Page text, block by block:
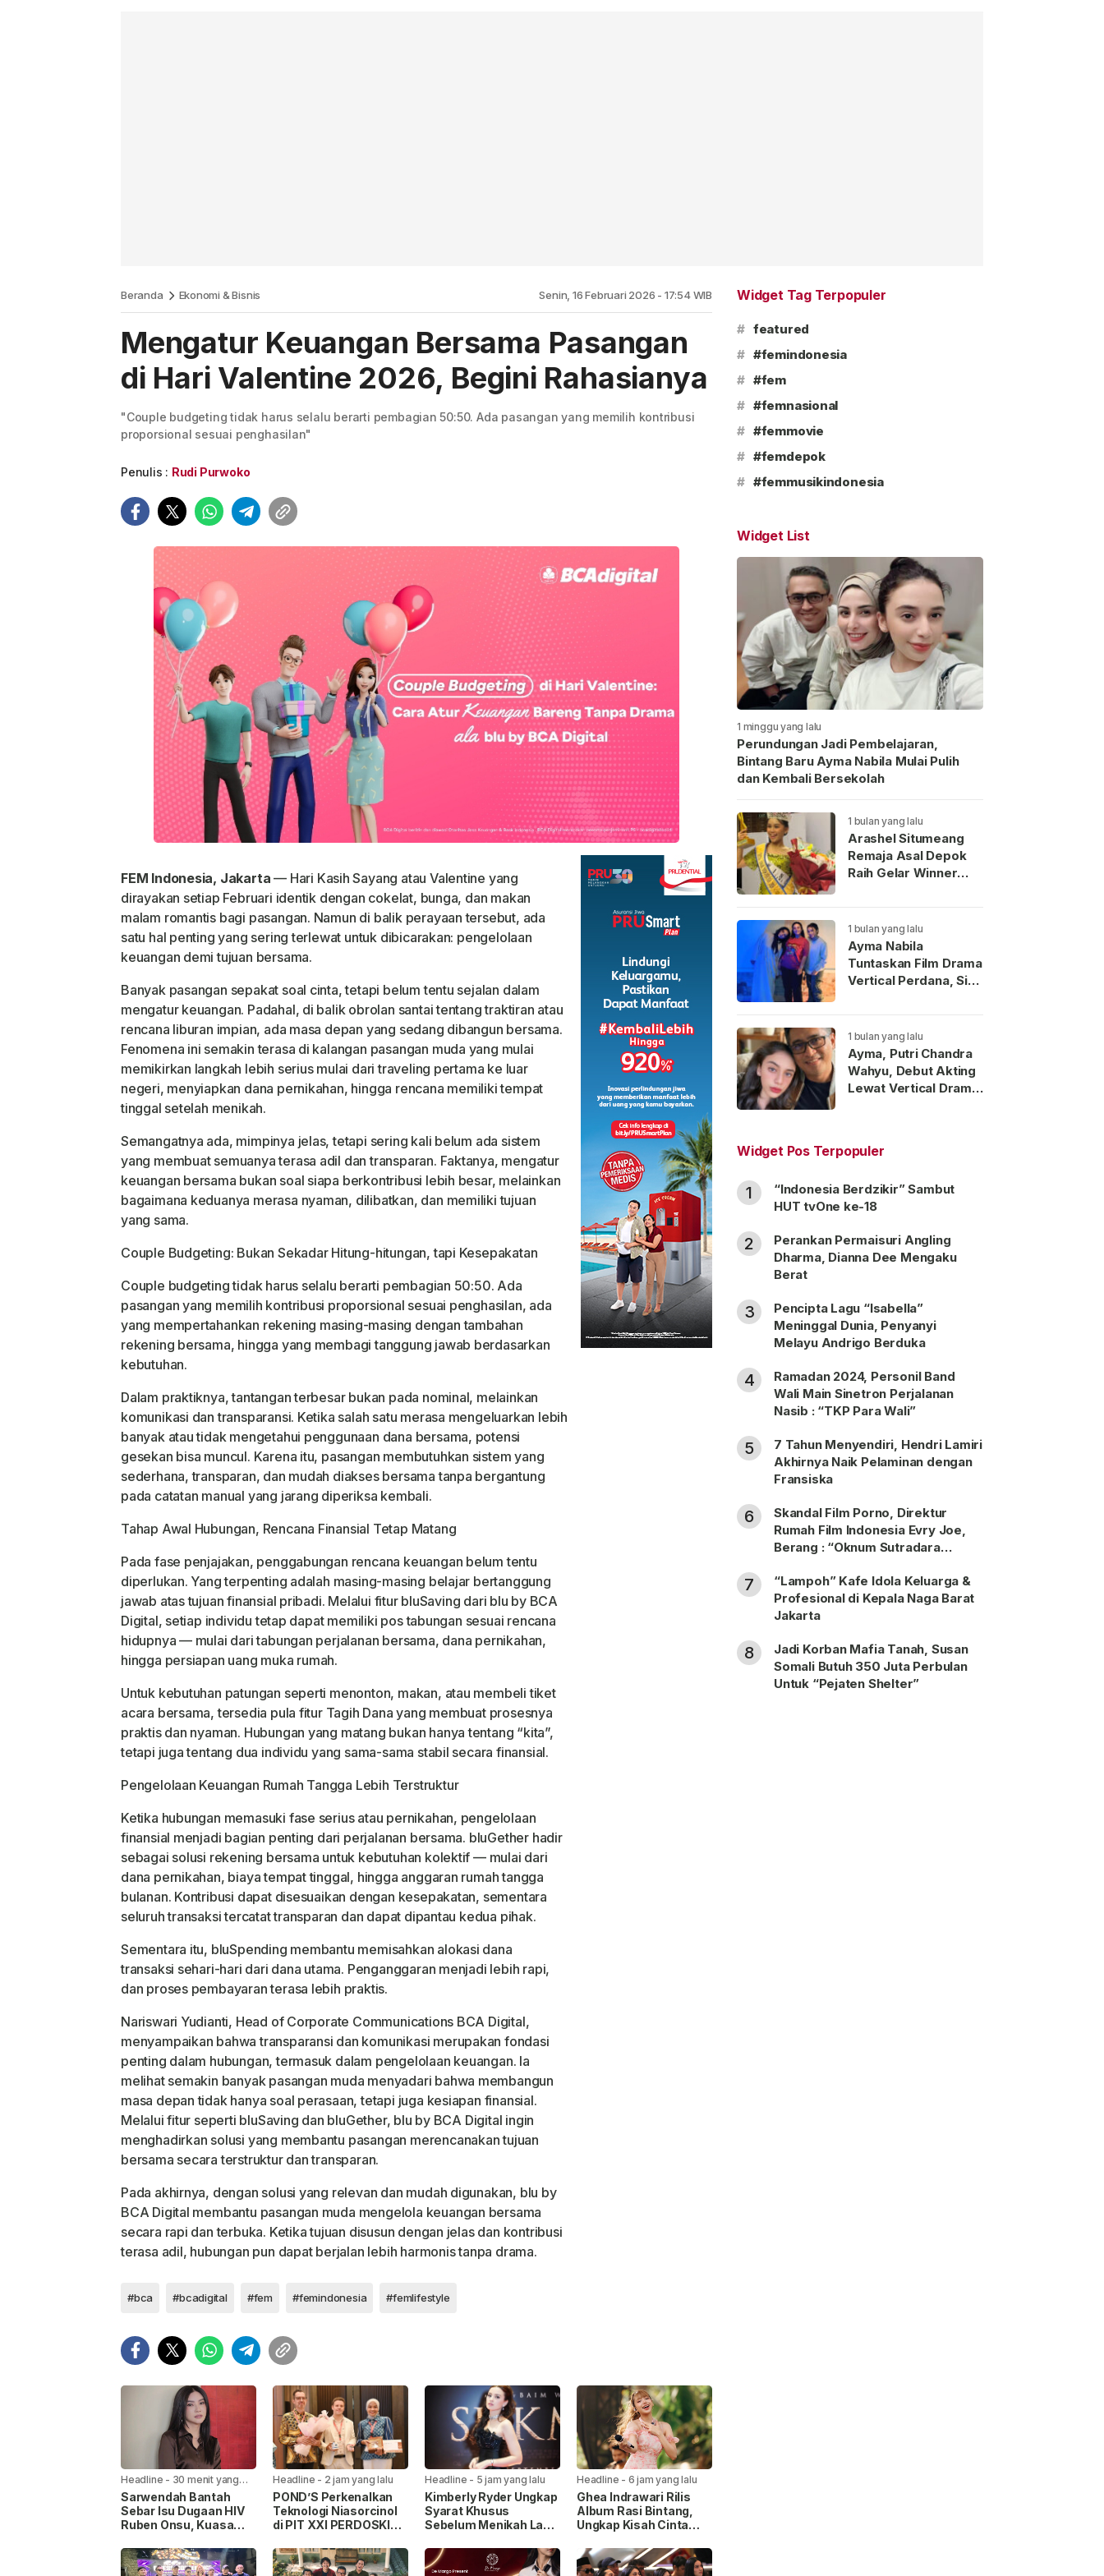
Beranda Ekonomi & Bisnis Senin, 16 Februari 2026 - 17:54 WIB
Mengatur Keuangan Bersama Pasangan
di Hari Valentine 2026, Begini Rahasianya
"Couple budgeting tidak harus selalu berarti pembagian 50:50. Ada pasangan yang memilih kontribusi
proporsional sesuai penghasilan"
Penulis : Rudi Purwoko
FEM Indonesia, Jakarta — Hari Kasih Sayang atau Valentine yang
dirayakan setiap Februari identik dengan cokelat, bunga, dan makan
malam romantis bagi pasangan. Namun di balik perayaan tersebut, ada
satu hal penting yang sering terlewat untuk dibicarakan: pengelolaan
keuangan demi tujuan bersama.
Banyak pasangan sepakat soal cinta, tetapi belum tentu sejalan dalam
mengatur keuangan. Padahal, di balik obrolan santai tentang traktiran atau
rencana liburan impian, ada masa depan yang sedang dibangun bersama.
Fenomena ini semakin terasa di kalangan pasangan muda yang mulai
memikirkan langkah lebih serius mulai dari traveling pertama ke luar
negeri, menyiapkan dana pernikahan, hingga rencana memiliki tempat
tinggal setelah menikah.
Semangatnya ada, mimpinya jelas, tetapi sering kali belum ada sistem
yang membuat semuanya terasa adil dan transparan. Faktanya, mengatur
keuangan bersama bukan soal siapa berkontribusi lebih besar, melainkan
bagaimana keduanya merasa nyaman, dilibatkan, dan memiliki tujuan
yang sama.
Couple Budgeting: Bukan Sekadar Hitung-hitungan, tapi Kesepakatan
Couple budgeting tidak harus selalu berarti pembagian 50:50. Ada
pasangan yang memilih kontribusi proporsional sesuai penghasilan, ada
yang mempertahankan rekening masing-masing dengan tambahan
rekening bersama, hingga yang membagi tanggung jawab berdasarkan
kebutuhan.
Dalam praktiknya, tantangan terbesar bukan pada nominal, melainkan
komunikasi dan transparansi. Ketika salah satu merasa mengeluarkan lebih
banyak atau tidak mengetahui penggunaan dana bersama, potensi
gesekan bisa muncul. Karena itu, pasangan membutuhkan sistem yang
sederhana, transparan, dan mudah diakses bersama tanpa bergantung
pada catatan manual yang jarang diperiksa kembali.
Tahap Awal Hubungan, Rencana Finansial Tetap Matang
Pada fase penjajakan, penggabungan rencana keuangan belum tentu
diperlukan. Yang terpenting adalah masing-masing belajar bertanggung
jawab atas tujuan finansial pribadi. Melalui fitur bluSaving dari blu by BCA
Digital, setiap individu tetap dapat memiliki pos tabungan sesuai rencana
hidupnya — mulai dari tabungan perjalanan bersama, dana pernikahan,
hingga persiapan uang muka rumah.
Untuk kebutuhan patungan seperti menonton, makan, atau membeli tiket
acara bersama, tersedia pula fitur Tagih Dana yang membuat prosesnya
praktis dan nyaman. Hubungan yang matang bukan hanya tentang “kita”,
tetapi juga tentang dua individu yang sama-sama stabil secara finansial.
Pengelolaan Keuangan Rumah Tangga Lebih Terstruktur
Ketika hubungan memasuki fase serius atau pernikahan, pengelolaan
finansial menjadi bagian penting dari perjalanan bersama. bluGether hadir
sebagai solusi rekening bersama untuk kebutuhan kolektif — mulai dari
dana pernikahan, biaya tempat tinggal, hingga anggaran rumah tangga
bulanan. Kontribusi dapat disesuaikan dengan kesepakatan, sementara
seluruh transaksi tercatat transparan dan dapat dipantau kedua pihak.
Sementara itu, bluSpending membantu memisahkan alokasi dana
transaksi sehari-hari dari dana utama. Penganggaran menjadi lebih rapi,
dan proses pembayaran terasa lebih praktis.
Nariswari Yudianti, Head of Corporate Communications BCA Digital,
menyampaikan bahwa transparansi dan komunikasi merupakan fondasi
penting dalam hubungan, termasuk dalam pengelolaan keuangan. Ia
melihat semakin banyak pasangan muda menyadari bahwa membangun
masa depan tidak hanya soal perasaan, tetapi juga kesiapan finansial.
Melalui fitur seperti bluSaving dan bluGether, blu by BCA Digital ingin
menghadirkan solusi yang membantu pasangan merencanakan tujuan
bersama secara terstruktur dan transparan.
Pada akhirnya, dengan solusi yang relevan dan mudah digunakan, blu by
BCA Digital membantu pasangan muda mengelola keuangan bersama
secara rapi dan terbuka. Ketika tujuan disusun dengan jelas dan kontribusi
terasa adil, hubungan pun dapat berjalan lebih harmonis tanpa drama.
#bca #bcadigital #fem #femindonesia #femlifestyle
Headline - 30 menit yang
lalu
Sarwendah Bantah
Sebar Isu Dugaan HIV
Ruben Onsu, Kuasa
Headline - 2 jam yang lalu
POND’S Perkenalkan
Teknologi Niasorcinol
di PIT XXI PERDOSKI
“Real Glow” Berbasis
Sains
Headline - 5 jam yang lalu
Kimberly Ryder Ungkap
Syarat Khusus
Sebelum Menikah Lagi,
Pasangan
Headline - 6 jam yang lalu
Ghea Indrawari Rilis
Album Rasi Bintang,
Ungkap Kisah Cinta
Widget Tag Terpopuler
# featured
# #femindonesia
# #fem
# #femnasional
# #femmovie
# #femdepok
# #femmusikindonesia
Widget List
1 minggu yang lalu
Perundungan Jadi Pembelajaran,
Bintang Baru Ayma Nabila Mulai Pulih
dan Kembali Bersekolah
1 bulan yang lalu
Arashel Situmeang
Remaja Asal Depok
Raih Gelar Winner
1 bulan yang lalu
Ayma Nabila
Tuntaskan Film Drama
Vertical Perdana, Siap
Indonesia
1 bulan yang lalu
Ayma, Putri Chandra
Wahyu, Debut Akting
Lewat Vertical Drama
Widget Pos Terpopuler
1
“Indonesia Berdzikir” Sambut
HUT tvOne ke-18
2
Perankan Permaisuri Angling
Dharma, Dianna Dee Mengaku
Berat
3
Pencipta Lagu “Isabella”
Meninggal Dunia, Penyanyi
Melayu Andrigo Berduka
4
Ramadan 2024, Personil Band
Wali Main Sinetron Perjalanan
Nasib : “TKP Para Wali”
5
7 Tahun Menyendiri, Hendri Lamiri
Akhirnya Naik Pelaminan dengan
Fransiska
6
Skandal Film Porno, Direktur
Rumah Film Indonesia Evry Joe,
Berang : “Oknum Sutradara
7
“Lampoh” Kafe Idola Keluarga &
Profesional di Kepala Naga Barat
Jakarta
8
Jadi Korban Mafia Tanah, Susan
Somali Butuh 350 Juta Perbulan
Untuk “Pejaten Shelter”